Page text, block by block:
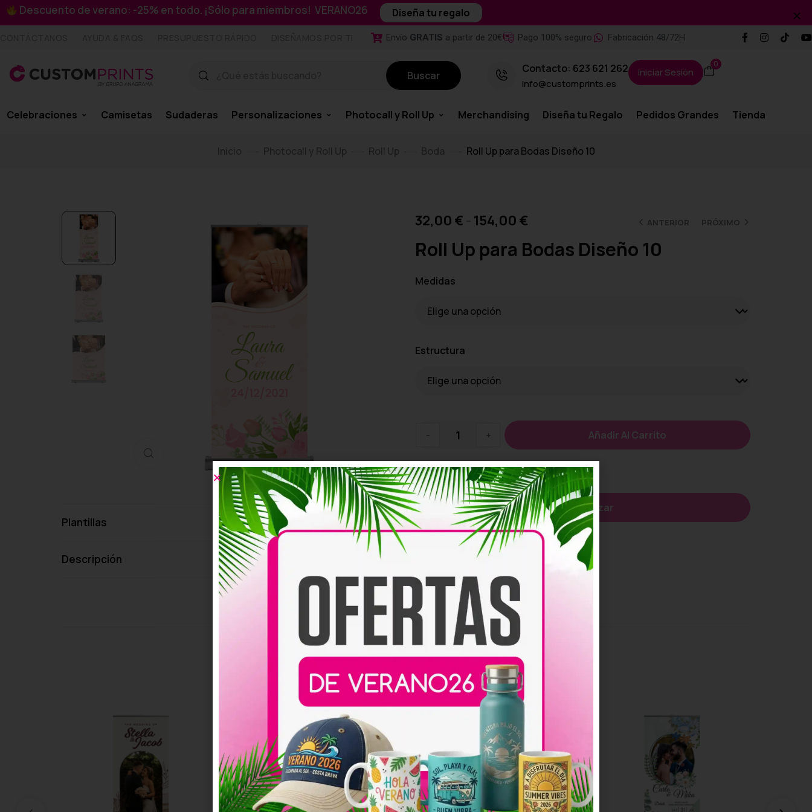
Descuento de verano: -25% en todo. ¡Sólo para miembros! VERANO26 Diseña tu regalo
Envío GRATIS a partir de 20€ Pago 100% seguro Fabricación 48/72H
Buscar
Contacto: 623 621 262
info@customprints.es
Iniciar Sesión
0
Celebraciones Camisetas Sudaderas Personalizaciones Photocall y Roll Up Merchandising Diseña tu Regalo Pedidos Grandes Tienda
Inicio Photocall y Roll Up Roll Up Boda Roll Up para Bodas Diseño 10
Haga clic para ampliar
Plantillas
Descripción
ANTERIOR PRÓXIMO
32,00 € 154,00 €
Roll Up para Bodas Diseño 10
Medidas
Estructura
- + Añadir Al Carrito
Añadir a la lista de deseos
Personalizar
Compartir:
Productos relacionados